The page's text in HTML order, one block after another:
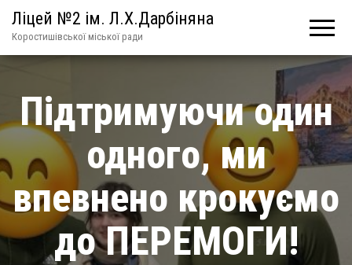
Ліцей №2 ім. Л.Х.Дарбіняна
Коростишівської міської ради
Підтримуючи один
одного, ми
впевнено крокуємо
до ПЕРЕМОГИ!